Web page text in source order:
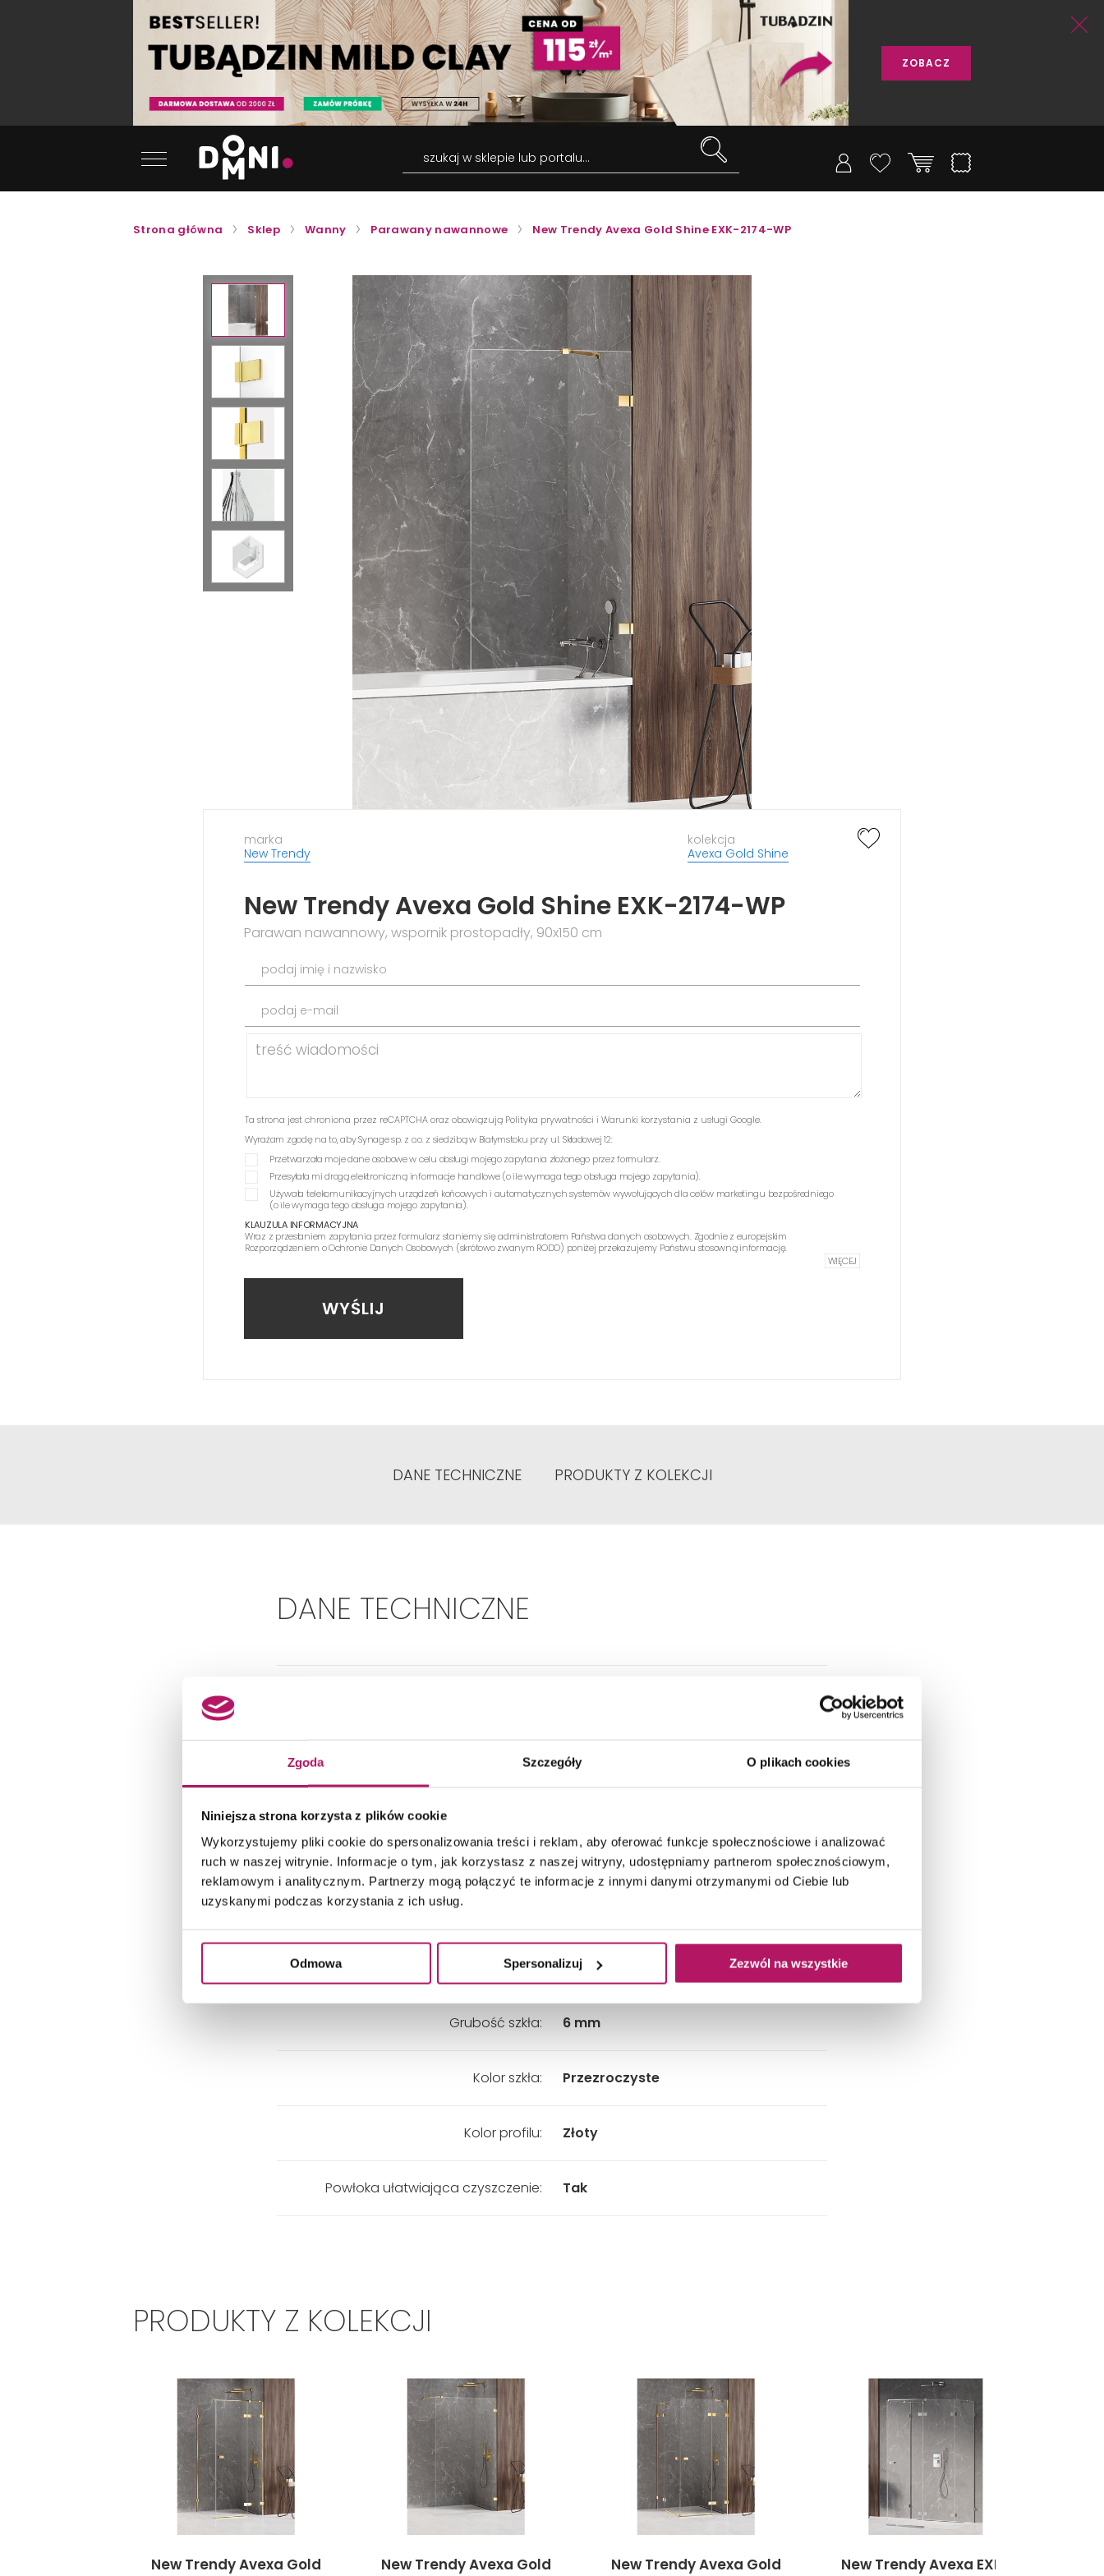
Zgoda Szczegóły O plikach cookies
Niniejsza strona korzysta z plików cookie
Wykorzystujemy pliki cookie do spersonalizowania treści i reklam, aby oferować funkcje społecznościowe i analizować
ruch w naszej witrynie. Informacje o tym, jak korzystasz z naszej witryny, udostępniamy partnerom społecznościowym,
reklamowym i analitycznym. Partnerzy mogą połączyć te informacje z innymi danymi otrzymanymi od Ciebie lub
uzyskanymi podczas korzystania z ich usług.
Odmowa Spersonalizuj Zezwól na wszystkie
ZOBACZ
szukaj w sklepie lub portalu...
Strona główna Sklep Wanny Parawany nawannowe New Trendy Avexa Gold Shine EXK-2174-WP
marka
New Trendy
kolekcja
Avexa Gold Shine
New Trendy Avexa Gold Shine EXK-2174-WP
Parawan nawannowy, wspornik prostopadły, 90x150 cm
podaj imię i nazwisko
podaj e-mail
Ta strona jest chroniona przez reCAPTCHA oraz obowiązują Polityka prywatności i Warunki korzystania z usługi Google.
Wyrażam zgodę na to, aby Synage sp. z o.o. z siedzibą w Białymstoku przy ul. Składowej 12:
Przetwarzała moje dane osobowe w celu obsługi mojego zapytania złożonego przez formularz.
Przesyłała mi drogą elektroniczną informacje handlowe (o ile wymaga tego obsługa mojego zapytania).
Używała telekomunikacyjnych urządzeń końcowych i automatycznych systemów wywołujących dla celów marketingu bezpośredniego
(o ile wymaga tego obsługa mojego zapytania).
KLAUZULA INFORMACYJNA
Wraz z przesłaniem zapytania przez formularz staniemy się administratorem Państwa danych osobowych. Zgodnie z europejskim
Rozporządzeniem o Ochronie Danych Osobowych (skrótowo zwanym RODO) poniżej przekazujemy Państwu stosowną informację.
WIĘCEJ
WYŚLIJ
DANE TECHNICZNE PRODUKTY Z KOLEKCJI
DANE TECHNICZNE
Szerokość: 900 mm
Wypełnienie: Szkło
Grubość szkła: 6 mm
Kolor szkła: Przezroczyste
Kolor profilu: Złoty
Powłoka ułatwiająca czyszczenie: Tak
PRODUKTY Z KOLEKCJI
New Trendy Avexa Gold
New Trendy Avexa Gold
New Trendy Avexa Gold
New Trendy Avexa EXK-